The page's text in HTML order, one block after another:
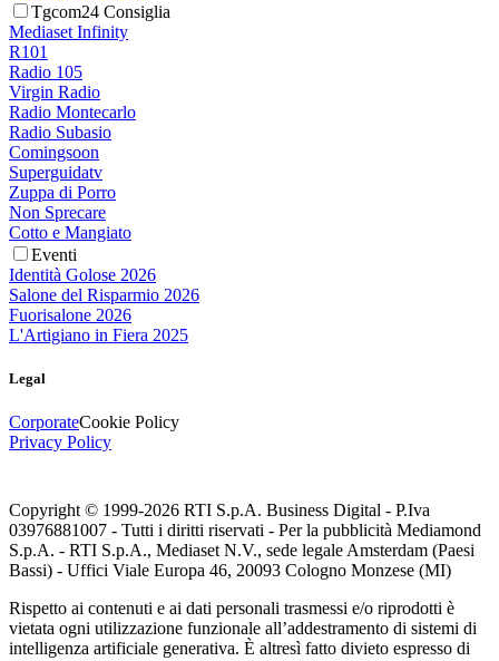
Tgcom24 Consiglia
Mediaset Infinity
R101
Radio 105
Virgin Radio
Radio Montecarlo
Radio Subasio
Comingsoon
Superguidatv
Zuppa di Porro
Non Sprecare
Cotto e Mangiato
Eventi
Identità Golose 2026
Salone del Risparmio 2026
Fuorisalone 2026
L'Artigiano in Fiera 2025
Legal
CorporateCookie Policy
Privacy Policy
Copyright © 1999-2026 RTI S.p.A. Business Digital - P.Iva
03976881007 - Tutti i diritti riservati - Per la pubblicità Mediamond
S.p.A. - RTI S.p.A., Mediaset N.V., sede legale Amsterdam (Paesi
Bassi) - Uffici Viale Europa 46, 20093 Cologno Monzese (MI)
Rispetto ai contenuti e ai dati personali trasmessi e/o riprodotti è
vietata ogni utilizzazione funzionale all’addestramento di sistemi di
intelligenza artificiale generativa. È altresì fatto divieto espresso di